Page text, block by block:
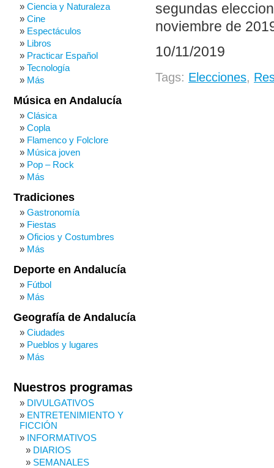
segundas
noviembre de
10/11/2019
Tags: Elecciones,
Ciencia y Naturaleza
Cine
Espectáculos
Libros
Practicar Español
Tecnología
Más
Música en Andalucía
Clásica
Copla
Flamenco y Folclore
Música joven
Pop – Rock
Más
Tradiciones
Gastronomía
Fiestas
Oficios y Costumbres
Más
Deporte en Andalucía
Fútbol
Más
Geografía de Andalucía
Ciudades
Pueblos y lugares
Más
Nuestros programas
DIVULGATIVOS
ENTRETENIMIENTO Y
FICCIÓN
INFORMATIVOS
DIARIOS
SEMANALES